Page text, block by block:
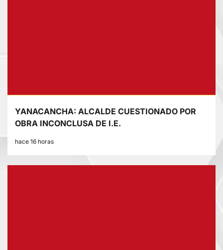
YANACANCHA: ALCALDE CUESTIONADO POR
OBRA INCONCLUSA DE I.E.
hace 16 horas